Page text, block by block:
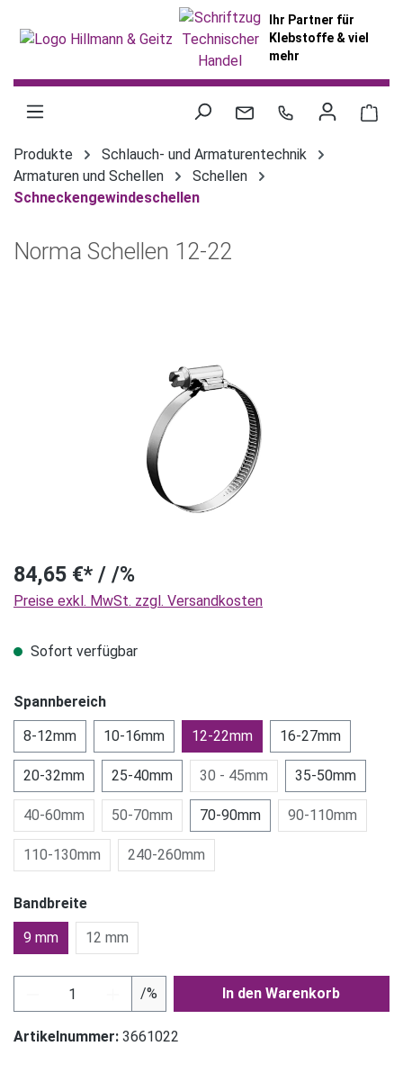
Ihr Partner für
Klebstoffe & viel
mehr
Produkte
Schlauch- und Armaturentechnik
Armaturen und Schellen
Schellen
Schneckengewindeschellen
Norma Schellen 12-22
84,65 €* / /%
Preise exkl. MwSt. zzgl. Versandkosten
Sofort verfügbar
Spannbereich
8-12mm
10-16mm 12-22mm 16-27mm
20-32mm 25-40mm 30 - 45mm 35-50mm
40-60mm 50-70mm 70-90mm 90-110mm
110-130mm 240-260mm
Bandbreite
9 mm
12 mm
Produkt Anzahl: Gib den gewünschten Wert
/% In den Warenkorb
Artikelnummer: 3661022